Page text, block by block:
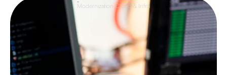
Modernization Cloud & Infra